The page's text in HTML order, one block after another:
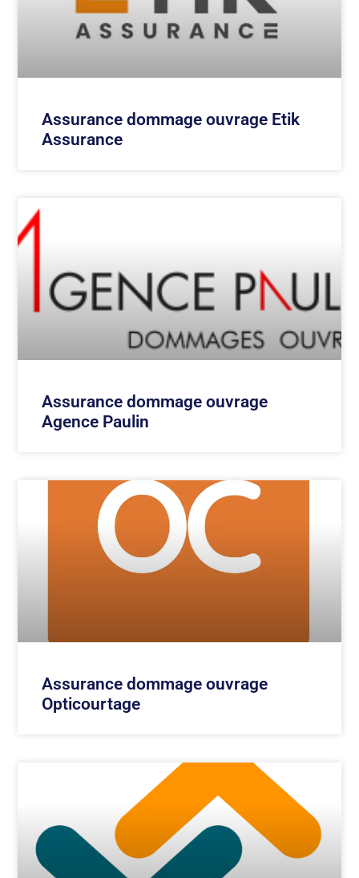
Assurance dommage ouvrage Etik
Assurance
Assurance dommage ouvrage
Agence Paulin
Assurance dommage ouvrage
Opticourtage